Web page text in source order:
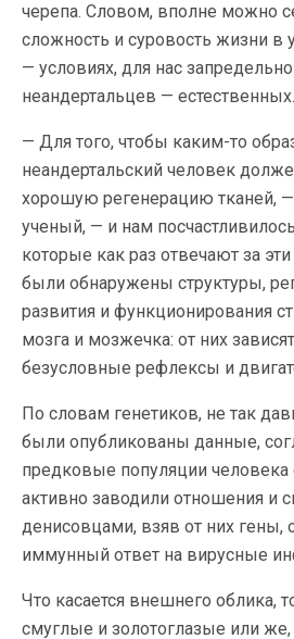
черепа. Словом, вполне можно
сложность и суровость жизни в
— условиях, для нас
неандертальцев — естественных.
— Для того, чтобы каким-то
неандертальский человек
хорошую регенерацию тканей,
ученый, — и нам
которые как раз отвечают за
были обнаружены структуры,
развития и функционирования
мозга и мозжечка: от них
безусловные рефлексы и
По словам генетиков, не так
были опубликованы данные,
предковые популяции человека
активно заводили отношения и
денисовцами, взяв от них гены,
иммунный ответ на вирусные
Что касается внешнего облика,
смуглые и золотоглазые или же,